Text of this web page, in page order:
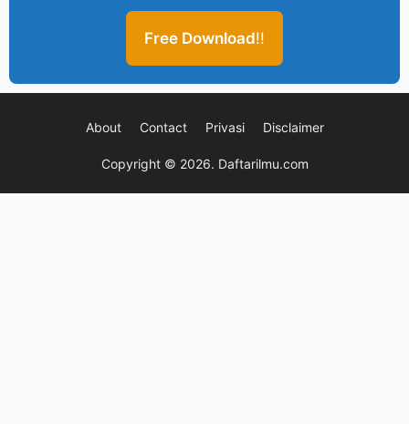
Free Download!!
About Contact Privasi Disclaimer
Copyright © 2026. Daftarilmu.com